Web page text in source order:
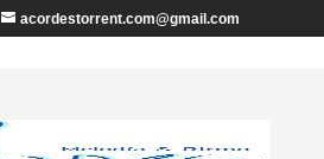
acordestorrent.com@gmail.com